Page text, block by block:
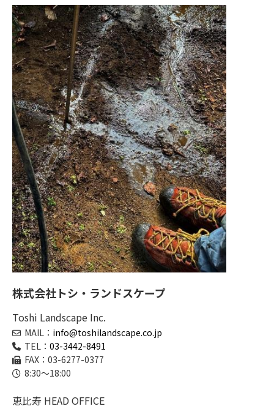
株式会社トシ・ランドスケープ
Toshi Landscape Inc.
MAIL： info@toshilandscape.co.jp
TEL： 03-3442-8491
FAX：03-6277-0377
8:30～18:00
恵比寿 HEAD OFFICE